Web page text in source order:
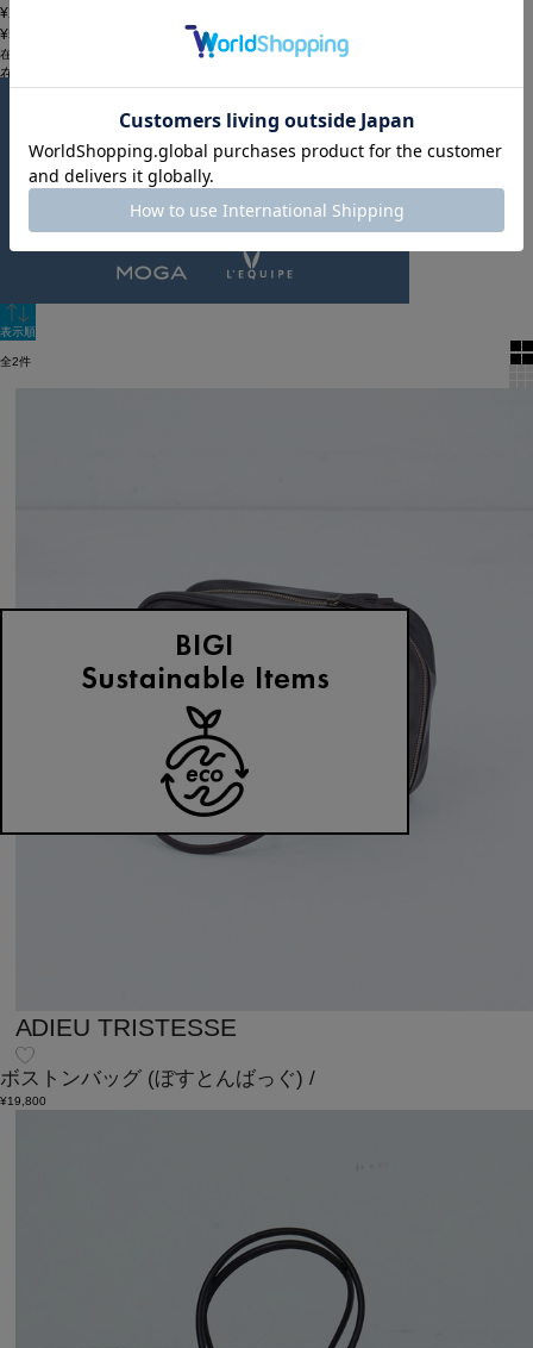
¥20,000~¥49,999
¥50,000~
在庫
在庫なしを含む
この条件で検索
新着順
単色表示
表示順
全2件
ADIEU TRISTESSE
ボストンバッグ (ぼすとんばっぐ) /
¥19,800